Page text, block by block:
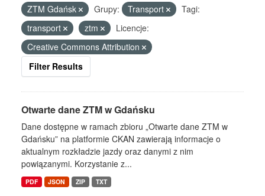
ZTM Gdańsk
Grupy: Transport
Tagi:
transport
ztm
Licencje:
Creative Commons Attribution
Filter Results
Otwarte dane ZTM w Gdańsku
Dane dostępne w ramach zbioru „Otwarte dane ZTM w
Gdańsku” na platformie CKAN zawierają informacje o
aktualnym rozkładzie jazdy oraz danymi z nim
powiązanymi. Korzystanie z...
PDF JSON ZIP TXT